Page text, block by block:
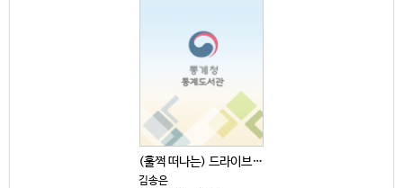
(훌쩍 떠나는) 드라이브 전국 일주
김송은